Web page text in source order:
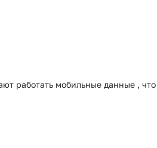
работать мобильные данные , что